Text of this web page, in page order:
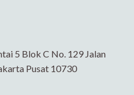
5 Blok C No. 129 Jalan
Pusat 10730